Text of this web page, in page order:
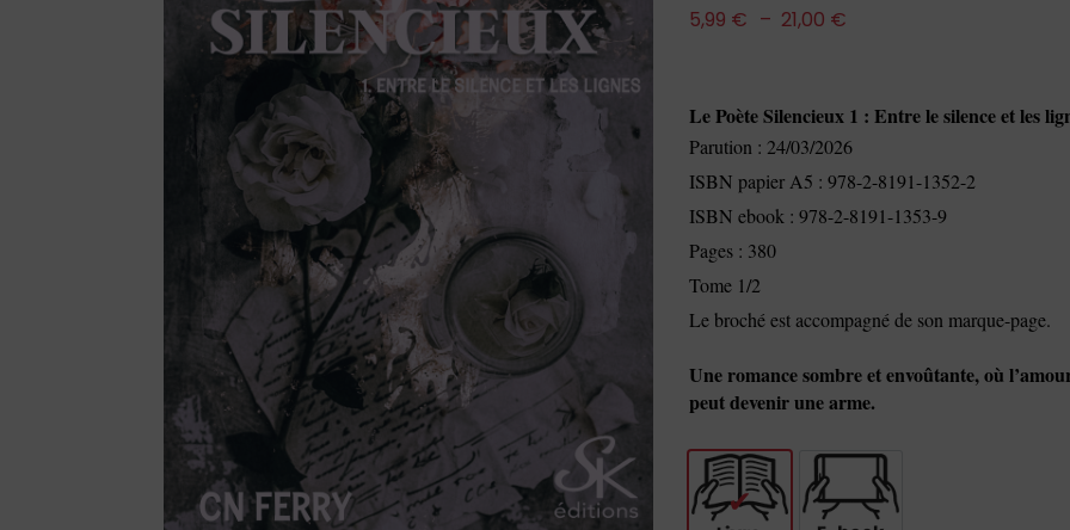
5,99 € – 21,00 €
Le Poète Silencieux 1 : Entre le silence et les
Parution : 24/03/2026
ISBN papier A5 : 978-2-8191-1352-2
ISBN ebook : 978-2-8191-1353-9
Pages : 380
Tome 1/2
Le broché est accompagné de son marque-page.
Une romance sombre et envoûtante, où
peut devenir une arme.
Livre E-book